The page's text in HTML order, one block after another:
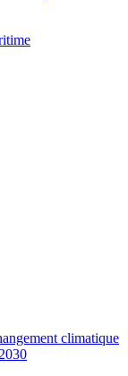
climatique